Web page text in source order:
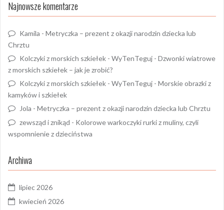
Najnowsze komentarze
Kamila - Metryczka – prezent z okazji narodzin dziecka lub
Chrztu
Kolczyki z morskich szkiełek - WyTenTeguj - Dzwonki wiatrowe
z morskich szkiełek – jak je zrobić?
Kolczyki z morskich szkiełek - WyTenTeguj - Morskie obrazki z
kamyków i szkiełek
Jola - Metryczka – prezent z okazji narodzin dziecka lub Chrztu
zewsząd i znikąd - Kolorowe warkoczyki rurki z muliny, czyli
wspomnienie z dzieciństwa
Archiwa
lipiec 2026
kwiecień 2026